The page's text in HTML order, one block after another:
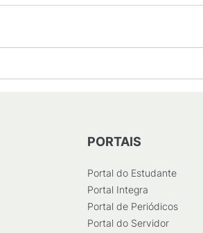
PORTAIS
Portal do Estudante
Portal Integra
Portal de Periódicos
Portal do Servidor